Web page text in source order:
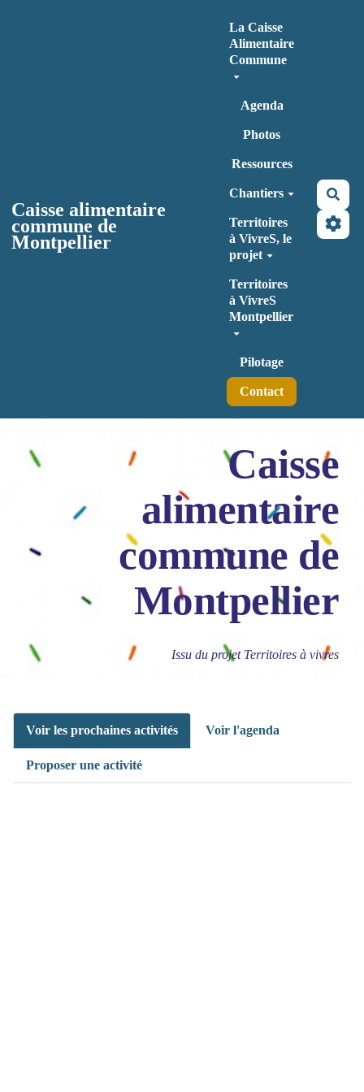
Caisse alimentaire
commune de
Montpellier
La Caisse
Alimentaire
Commune
Agenda
Photos
Ressources
Chantiers
Territoires
à VivreS, le
projet
Territoires
à VivreS
Montpellier
Pilotage
Contact
Caisse
alimentaire
commune de
Montpellier
Issu du projet Territoires à vivres
Voir les prochaines activités Voir l'agenda
Proposer une activité